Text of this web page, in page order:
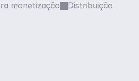
monetização
Distribuição